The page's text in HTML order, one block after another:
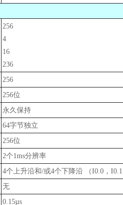
256
4
16
236
256
256位
永久保持
64字节独立
256位
2个1ms分辨率
4个上升沿和/或4个下降沿 （I0.0，I0.1
无
0.15µs